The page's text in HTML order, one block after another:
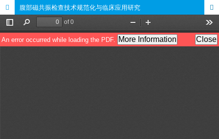
腹部磁共振检查技术规范化与临床应用研究